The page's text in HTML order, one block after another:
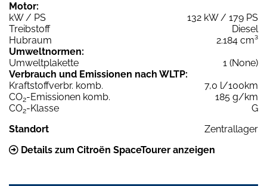
Motor:
kW / PS
132 kW / 179 PS
Treibstoff
Diesel
Hubraum
2.184 cm³
Umweltnormen:
Umweltplakette
1 (None)
Verbrauch und Emissionen nach WLTP:
Kraftstoffverbr. komb.
7,0 l/100km
CO2-Emissionen komb.
185 g/km
CO2-Klasse
G
Standort
Zentrallager
Details zum Citroën SpaceTourer anzeigen